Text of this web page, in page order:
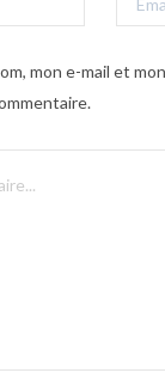
mon e-mail et